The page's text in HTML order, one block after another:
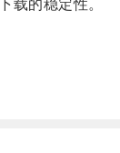
的稳定性。